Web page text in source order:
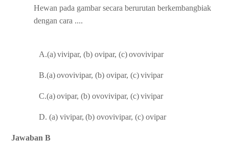
Hewan pada gambar secara berurutan berkembangbiak
dengan cara ....
A.(a) vivipar, (b) ovipar, (c) ovovivipar
B.(a) ovovivipar, (b) ovipar, (c) vivipar
C.(a) ovipar, (b) ovovivipar, (c) vivipar
D. (a) vivipar, (b) ovovivipar, (c) ovipar
Jawaban B